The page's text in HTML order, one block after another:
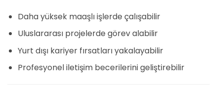
Daha yüksek maaşlı işlerde çalışabilir
Uluslararası projelerde görev alabilir
Yurt dışı kariyer fırsatları yakalayabilir
Profesyonel iletişim becerilerini geliştirebilir